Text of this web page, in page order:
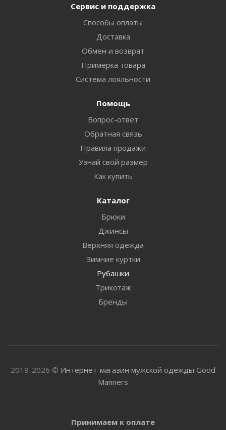
Сервис и поддержка
Способы оплаты
Доставка
Обмен и возврат
Примерка товара
Система лояльности
Помощь
Вопрос-ответ
Обратная связь
Правила продажи
Узнай свой размер
Как купить
Каталог
Брюки
Джинсы
Верхняя одежда
Зимние куртки
Рубашки
Трикотаж
Бренды
2019-2026 © Интернет-магазин мужской одежды Good
Manners
Принимаем к оплате